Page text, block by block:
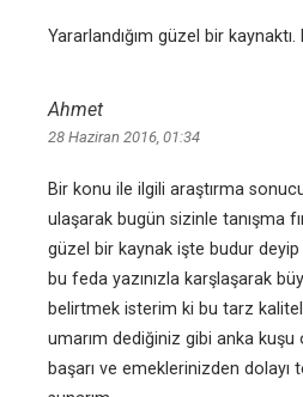
Yararlandığım güzel bir kaynaktı.
Ahmet
28 Haziran 2016, 01:34
Bir konu ile ilgili araştırma
ulaşarak bugün sizinle tanışma
güzel bir kaynak işte budur
bu feda yazınızla karşlaşarak
belirtmek isterim ki bu tarz
umarım dediğiniz gibi anka
başarı ve emeklerinizden dolayı